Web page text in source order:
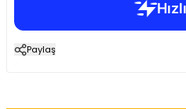
Paylaş